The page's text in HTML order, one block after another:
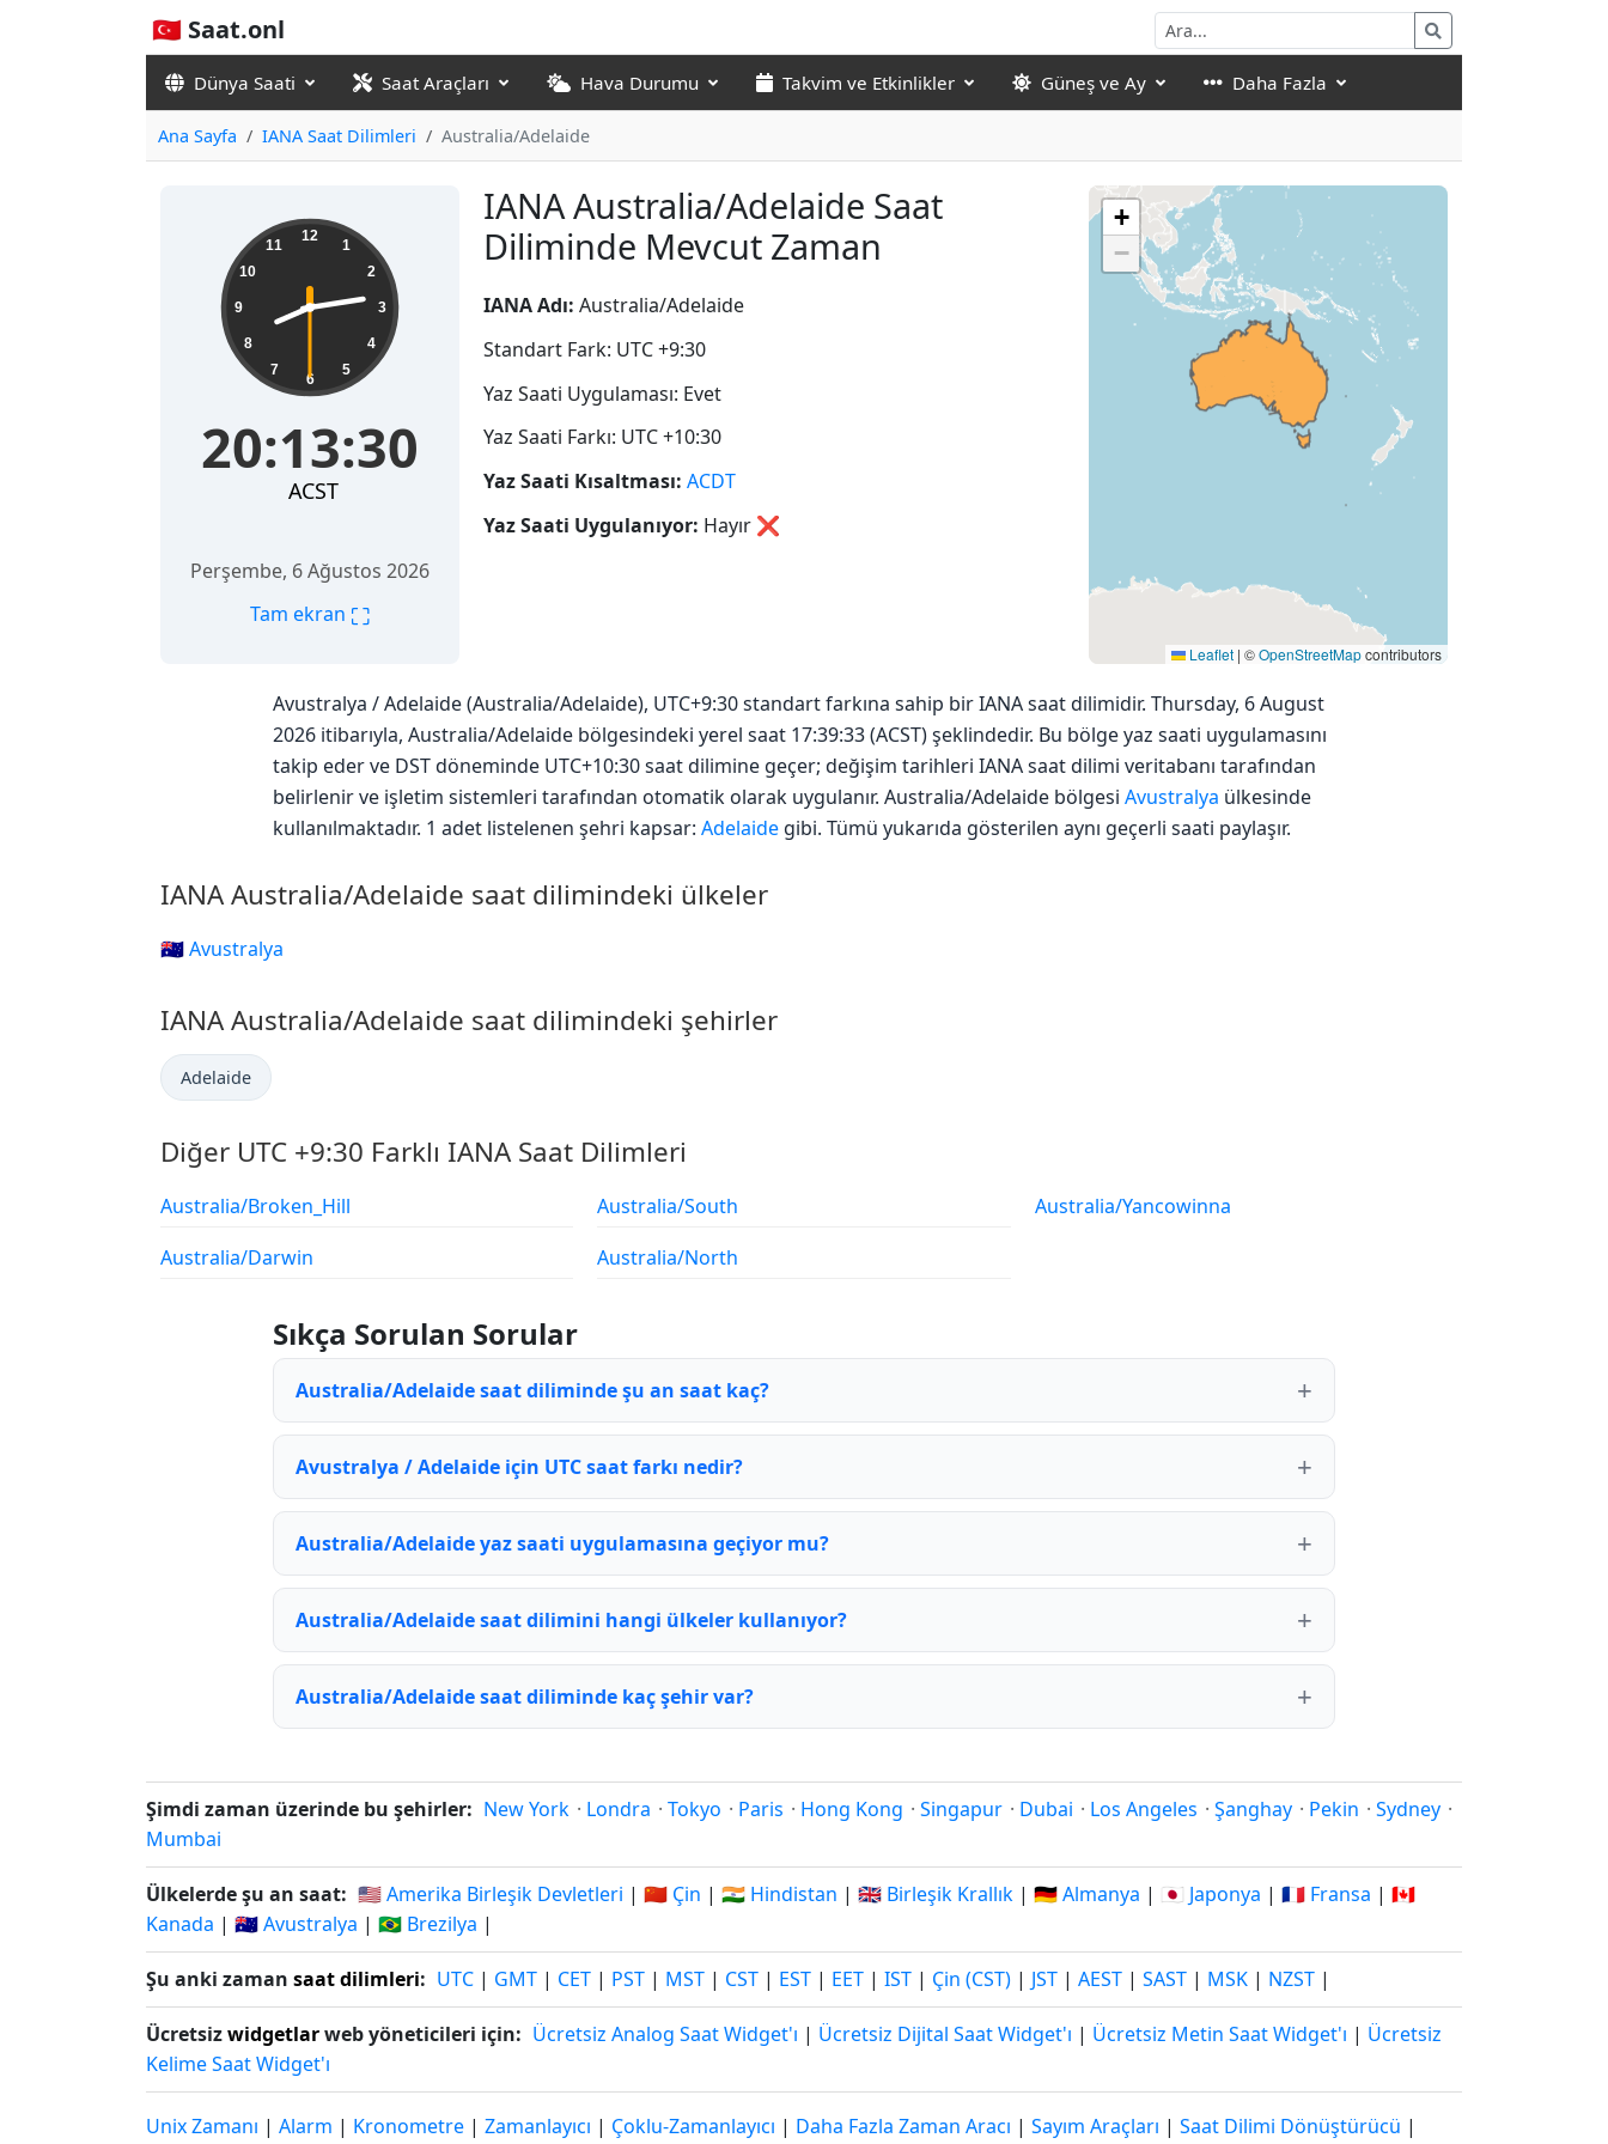
🇹🇷 Saat.onl
Dünya Saati Saat Araçları Hava Durumu Takvim ve Etkinlikler Güneş ve Ay Daha Fazla
Ana Sayfa IANA Saat Dilimleri Australia/Adelaide
IANA Australia/Adelaide Saat
Diliminde Mevcut Zaman
20:13:31 12
1
2
3
4
5
6
7
8
9
10
11
20:13:31
ACST
Perşembe, 6 Ağustos 2026
Tam ekran ⛶
IANA Adı: Australia/Adelaide
Standart Fark: UTC +9:30
Yaz Saati Uygulaması: Evet
Yaz Saati Farkı: UTC +10:30
Yaz Saati Kısaltması: ACDT
Yaz Saati Uygulanıyor: Hayır ❌
+
−
Leaflet | ©OpenStreetMapcontributors
Avustralya / Adelaide (Australia/Adelaide), UTC+9:30 standart farkına sahip bir IANA saat dilimidir. Thursday, 6 August
2026 itibarıyla, Australia/Adelaide bölgesindeki yerel saat 17:39:33 (ACST) şeklindedir. Bu bölge yaz saati uygulamasını
takip eder ve DST döneminde UTC+10:30 saat dilimine geçer; değişim tarihleri IANA saat dilimi veritabanı tarafından
belirlenir ve işletim sistemleri tarafından otomatik olarak uygulanır. Australia/Adelaide bölgesi Avustralya ülkesinde
kullanılmaktadır. 1 adet listelenen şehri kapsar: Adelaide gibi. Tümü yukarıda gösterilen aynı geçerli saati paylaşır.
IANA Australia/Adelaide saat dilimindeki ülkeler
🇦🇺 Avustralya
IANA Australia/Adelaide saat dilimindeki şehirler
Adelaide
Diğer UTC +9:30 Farklı IANA Saat Dilimleri
Australia/Broken_Hill
Australia/Darwin
Australia/South
Australia/North
Australia/Yancowinna
Sıkça Sorulan Sorular
Australia/Adelaide saat diliminde şu an saat kaç?
Avustralya / Adelaide için UTC saat farkı nedir?
Australia/Adelaide yaz saati uygulamasına geçiyor mu?
Australia/Adelaide saat dilimini hangi ülkeler kullanıyor?
Australia/Adelaide saat diliminde kaç şehir var?
Şimdi zaman üzerinde bu şehirler: New York · Londra · Tokyo · Paris · Hong Kong · Singapur · Dubai · Los Angeles · Şanghay · Pekin · Sydney ·
Mumbai
Ülkelerde şu an saat: 🇺🇸 Amerika Birleşik Devletleri | 🇨🇳 Çin | 🇮🇳 Hindistan | 🇬🇧 Birleşik Krallık | 🇩🇪 Almanya | 🇯🇵 Japonya | 🇫🇷 Fransa | 🇨🇦
Kanada | 🇦🇺 Avustralya | 🇧🇷 Brezilya |
Şu anki zaman saat dilimleri: UTC | GMT | CET | PST | MST | CST | EST | EET | IST | Çin (CST) | JST | AEST | SAST | MSK | NZST |
Ücretsizwidgetlarweb yöneticileri için: Ücretsiz Analog Saat Widget'ı | Ücretsiz Dijital Saat Widget'ı | Ücretsiz Metin Saat Widget'ı | Ücretsiz
Kelime Saat Widget'ı
Unix Zamanı | Alarm | Kronometre | Zamanlayıcı | Çoklu-Zamanlayıcı | Daha Fazla Zaman Aracı | Sayım Araçları | Saat Dilimi Dönüştürücü |